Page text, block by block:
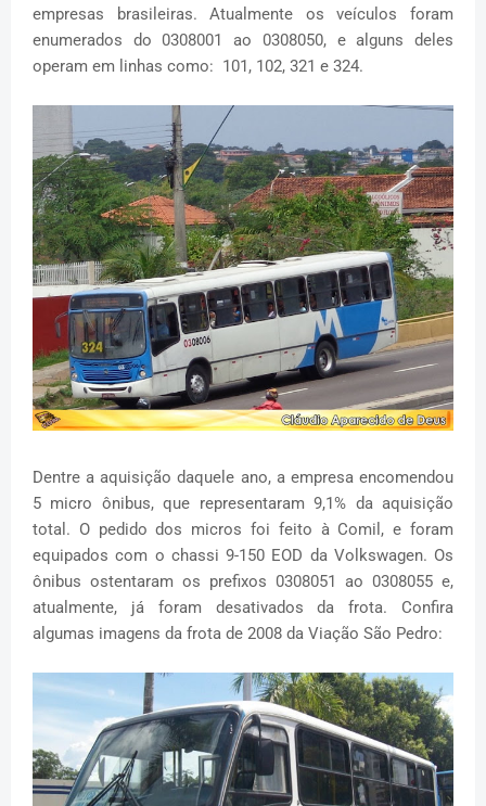
empresas brasileiras. Atualmente os veículos foram
enumerados do 0308001 ao 0308050, e alguns deles
operam em linhas como: 101, 102, 321 e 324.
Dentre a aquisição daquele ano, a empresa encomendou
5 micro ônibus, que representaram 9,1% da aquisição
total. O pedido dos micros foi feito à Comil, e foram
equipados com o chassi 9-150 EOD da Volkswagen. Os
ônibus ostentaram os prefixos 0308051 ao 0308055 e,
atualmente, já foram desativados da frota. Confira
algumas imagens da frota de 2008 da Viação São Pedro: